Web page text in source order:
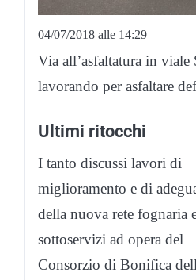
04/07/2018 alle 14:29
Via all’asfaltatura in
lavorando per asfaltare
Ultimi ritocchi
I tanto discussi lavori di
miglioramento e di
della nuova rete fognaria
sottoservizi ad opera del
Consorzio di Bonifica